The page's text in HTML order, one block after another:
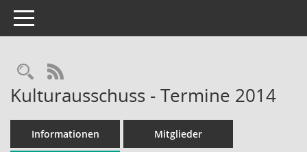
Toggle navigation
Rechercheauswahl
RSS-Feed
Kulturausschuss - Termine 2014
Informationen Mitglieder